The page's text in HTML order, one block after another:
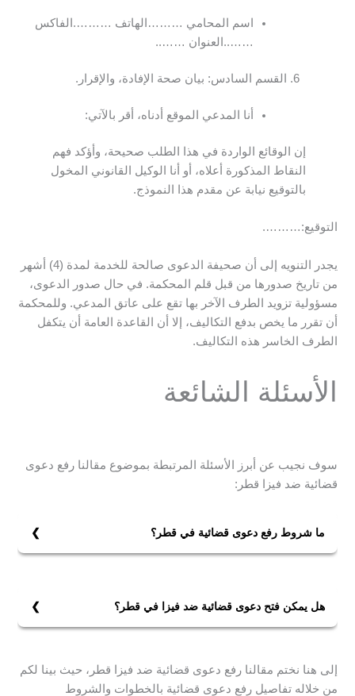
اسم المحامي ………الهاتف ……….الفاكس
……..العنوان ……..
القسم السادس: بيان صحة الإفادة، والإقرار.
أنا المدعي الموقع أدناه، أقر بالآتي:
إن الوقائع الواردة في هذا الطلب صحيحة، وأؤكد فهم
النقاط المذكورة أعلاه، أو أنا الوكيل القانوني المخول
بالتوقيع نيابة عن مقدم هذا النموذج.
التوقيع:……….
يجدر التنويه إلى أن صحيفة الدعوى صالحة للخدمة لمدة (4) أشهر
من تاريخ صدورها من قبل قلم المحكمة. في حال صدور الدعوى،
مسؤولية تزويد الطرف الآخر بها تقع على عاتق المدعي. وللمحكمة
أن تقرر ما يخص بدفع التكاليف، إلا أن القاعدة العامة أن يتكفل
الطرف الخاسر هذه التكاليف.
الأسئلة الشائعة
سوف نجيب عن أبرز الأسئلة المرتبطة بموضوع مقالنا رفع دعوى
قضائية ضد فيزا قطر:
ما شروط رفع دعوى قضائية في قطر؟
يكون صاحب حق متنازع عليه من قبل خصم ما، ووجود ضرر
هل يمكن فتح دعوى قضائية ضد فيزا في قطر؟
المحكمة المختصة، ورفعها ضمن المدة القانونية.
إلى هنا نختم مقالنا رفع دعوى قضائية ضد فيزا قطر، حيث بينا لكم
من خلاله تفاصيل رفع دعوى قضائية بالخطوات والشروط